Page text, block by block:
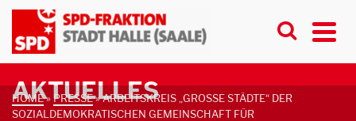
AKTUELLES
HOME»PRESSE»ARBEITSKREIS „GROSSE STÄDTE“ DER S
OZIALDEMOKRATISCHEN GEMEINSCHAFT FÜR K